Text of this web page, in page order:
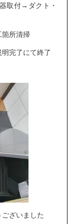
取付→ダクト・
所清掃
完了にて終了
ざいました